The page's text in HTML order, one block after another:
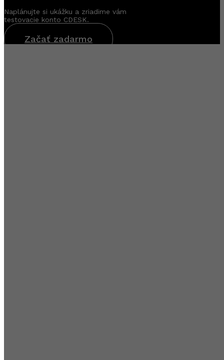
Naplánujte si ukážku a zriadime vám
testovacie konto CDESK.
Začať zadarmo